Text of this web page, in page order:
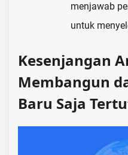
menjawab
untuk
Kesenjangan
Membangun
Baru Saja